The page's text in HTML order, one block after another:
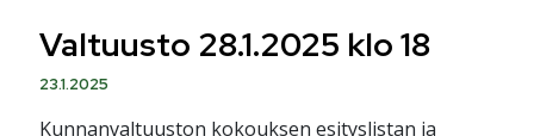
Valtuusto 28.1.2025 klo 18
23.1.2025
Kunnanvaltuuston kokouksen esityslistan ja